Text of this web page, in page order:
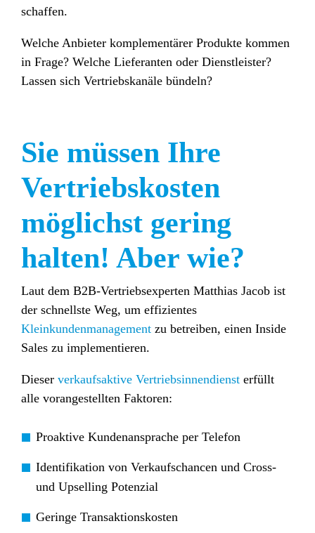
schaffen.
Welche Anbieter komplementärer Produkte kommen
in Frage? Welche Lieferanten oder Dienstleister?
Lassen sich Vertriebskanäle bündeln?
Sie müssen Ihre
Vertriebskosten
möglichst gering
halten! Aber wie?
Laut dem B2B-Vertriebsexperten Matthias Jacob ist
der schnellste Weg, um effizientes
Kleinkundenmanagement zu betreiben, einen Inside
Sales zu implementieren.
Dieser verkaufsaktive Vertriebsinnendienst erfüllt
alle vorangestellten Faktoren:
Proaktive Kundenansprache per Telefon
Identifikation von Verkaufschancen und Cross-
und Upselling Potenzial
Geringe Transaktionskosten